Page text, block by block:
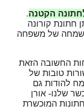
הקטנה.
חתונת קורונה
של משפחה
החשובה הזאת
טובות של
להודות גם
שלנו- אורן
החתונות המוכשרת